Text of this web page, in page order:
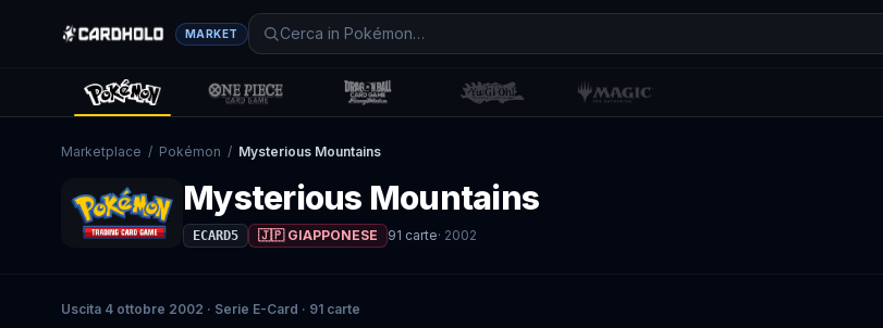
MARKET
Marketplace / Pokémon / Mysterious Mountains
Mysterious Mountains
ECARD5 🇯🇵 GIAPPONESE 91 carte· 2002
Uscita 4 ottobre 2002 · Serie E-Card · 91 carte